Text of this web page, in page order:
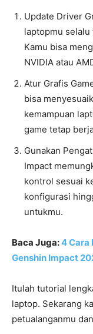
Update Driver
laptopmu
Kamu bisa
NVIDIA atau
Atur Grafis
bisa
kemampuan
game tetap
Gunakan
Impact
kontrol sesuai
konfigurasi
untukmu.
Baca Juga:4 Cara
Genshin Impact
Itulah tutorial
laptop. Sekarang
petualanganmu